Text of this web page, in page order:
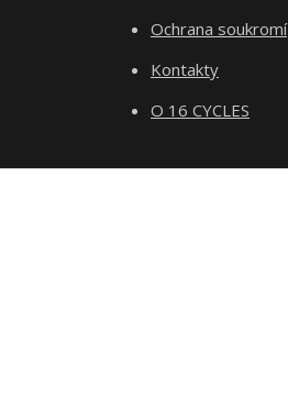
Ochrana soukromí
Kontakty
O 16 CYCLES